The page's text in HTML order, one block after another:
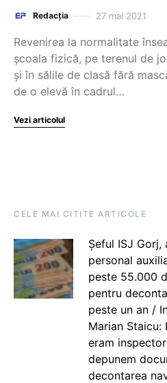
Redacția 27 mai 2021
Revenirea la normalitate
școala fizică, pe terenul de
și în sălile de clasă fără
de o elevă în cadrul…
Vezi articolul
CELE MAI CITITE ARTICOLE
Șeful ISJ
personal
peste 55.000
pentru
peste un an /
Marian Staicu:
eram
depunem
decontarea